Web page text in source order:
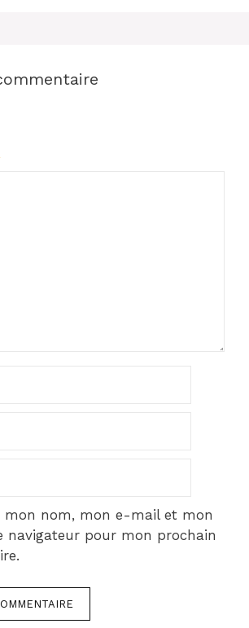
mon nom, mon e-mail et mon
navigateur pour mon prochain